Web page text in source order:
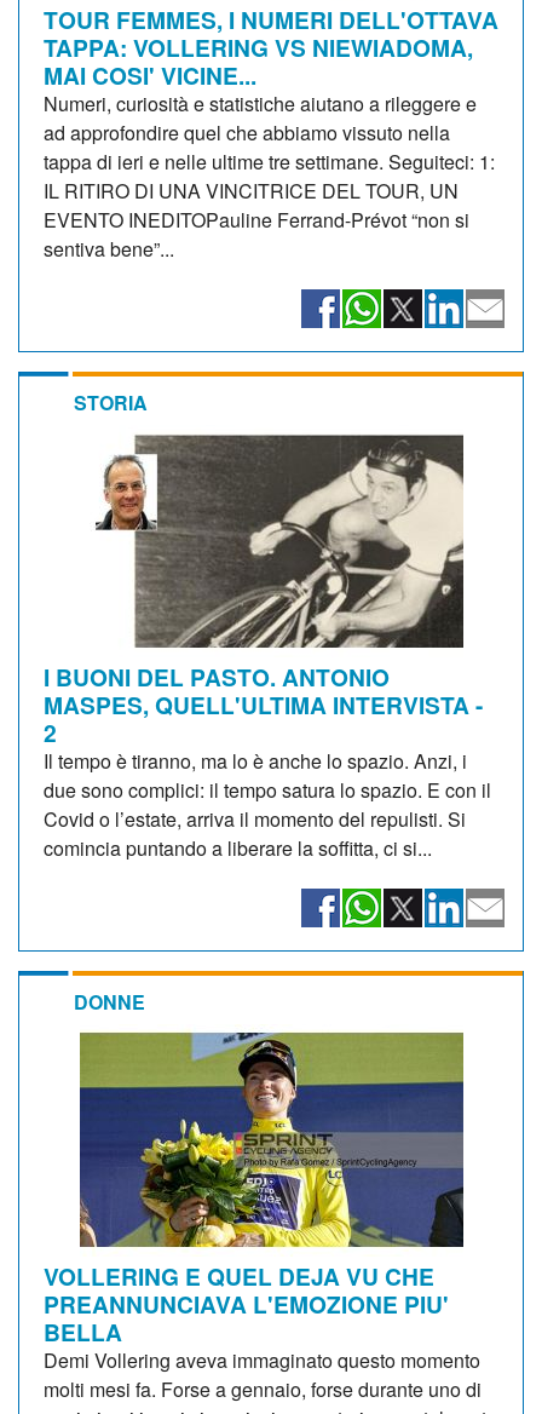
TOUR FEMMES, I NUMERI DELL'OTTAVA
TAPPA: VOLLERING VS NIEWIADOMA,
MAI COSI' VICINE...
Numeri, curiosità e statistiche aiutano a rileggere e
ad approfondire quel che abbiamo vissuto nella
tappa di ieri e nelle ultime tre settimane. Seguiteci: 1:
IL RITIRO DI UNA VINCITRICE DEL TOUR, UN
EVENTO INEDITOPauline Ferrand-Prévot “non si
sentiva bene”...
STORIA
I BUONI DEL PASTO. ANTONIO
MASPES, QUELL'ULTIMA INTERVISTA -
2
Il tempo è tiranno, ma lo è anche lo spazio. Anzi, i
due sono complici: il tempo satura lo spazio. E con il
Covid o l’estate, arriva il momento del repulisti. Si
comincia puntando a liberare la soffitta, ci si...
DONNE
VOLLERING E QUEL DEJA VU CHE
PREANNUNCIAVA L'EMOZIONE PIU'
BELLA
Demi Vollering aveva immaginato questo momento
molti mesi fa. Forse a gennaio, forse durante uno di